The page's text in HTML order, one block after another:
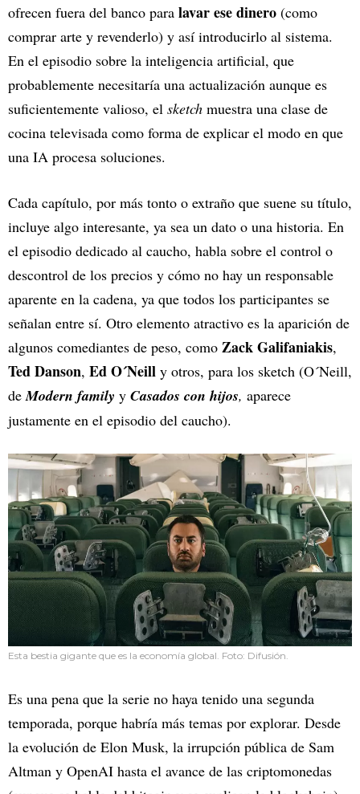
ofrecen fuera del banco para lavar ese dinero (como
comprar arte y revenderlo) y así introducirlo al sistema.
En el episodio sobre la inteligencia artificial, que
probablemente necesitaría una actualización aunque es
suficientemente valioso, el sketch muestra una clase de
cocina televisada como forma de explicar el modo en que
una IA procesa soluciones.
Cada capítulo, por más tonto o extraño que suene su título,
incluye algo interesante, ya sea un dato o una historia. En
el episodio dedicado al caucho, habla sobre el control o
descontrol de los precios y cómo no hay un responsable
aparente en la cadena, ya que todos los participantes se
señalan entre sí. Otro elemento atractivo es la aparición de
algunos comediantes de peso, como Zack Galifaniakis,
Ted Danson, Ed O´Neill y otros, para los sketch (O´Neill,
deModern family y Casados con hijos, aparece
justamente en el episodio del caucho).
Esta bestia gigante que es la economía global. Foto: Difusión.
Es una pena que la serie no haya tenido una segunda
temporada, porque habría más temas por explorar. Desde
la evolución de Elon Musk, la irrupción pública de Sam
Altman y OpenAI hasta el avance de las criptomonedas